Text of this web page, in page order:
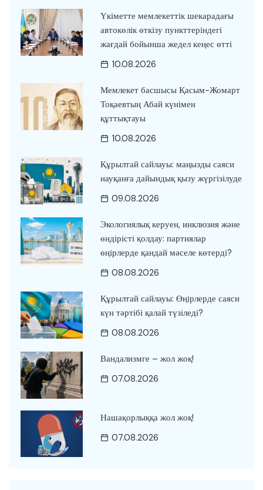
Үкіметте мемлекеттік шекарадағы
автокөлік өткізу пункттеріндегі
жағдай бойынша жедел кеңес өтті
10.08.2026
Мемлекет басшысы Қасым-Жомарт
Тоқаевтың Абай күнімен
құттықтауы
10.08.2026
Құрылтай сайлауы: маңызды саяси
науқанға дайындық қызу жүргізілуде
09.08.2026
Экологиялық керуен, инклюзия және
өндірісті қолдау: партиялар
өңірлерде қандай мәселе көтерді?
08.08.2026
Құрылтай сайлауы: Өңірлерде саяси
күн тәртібі қалай түзіледі?
08.08.2026
Вандализмге – жол жоқ!
07.08.2026
Нашақорлыққа жол жоқ!
07.08.2026